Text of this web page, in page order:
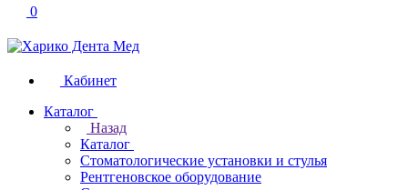
0
Кабинет
Каталог
Назад
Каталог
Стоматологические установки и стулья
Рентгеновское оборудование